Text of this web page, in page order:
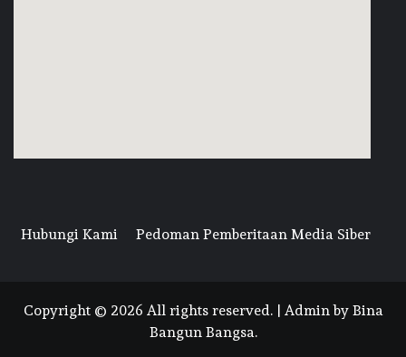
Hubungi Kami Pedoman Pemberitaan Media Siber
Copyright © 2026 All rights reserved. | Admin by Bina
Bangun Bangsa.